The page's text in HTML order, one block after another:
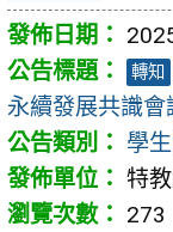
轉知
永續發展共識
學
特
273